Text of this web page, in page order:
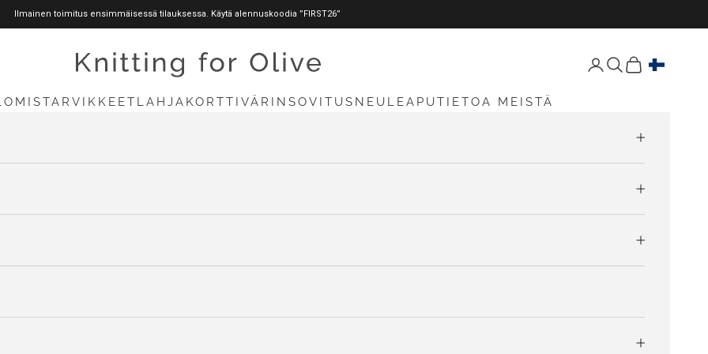
Ilmainen toimitus ensimmäisessä tilauksessa. Käytä alennuskoodia ”FIRST26”
knittingforolive.com Avaa tili -sivu
Avaa haku
Avaa ostoskori
LAHJAKORTTI VÄRINSOVITUS NEULEAPUTIETOA MEISTÄ